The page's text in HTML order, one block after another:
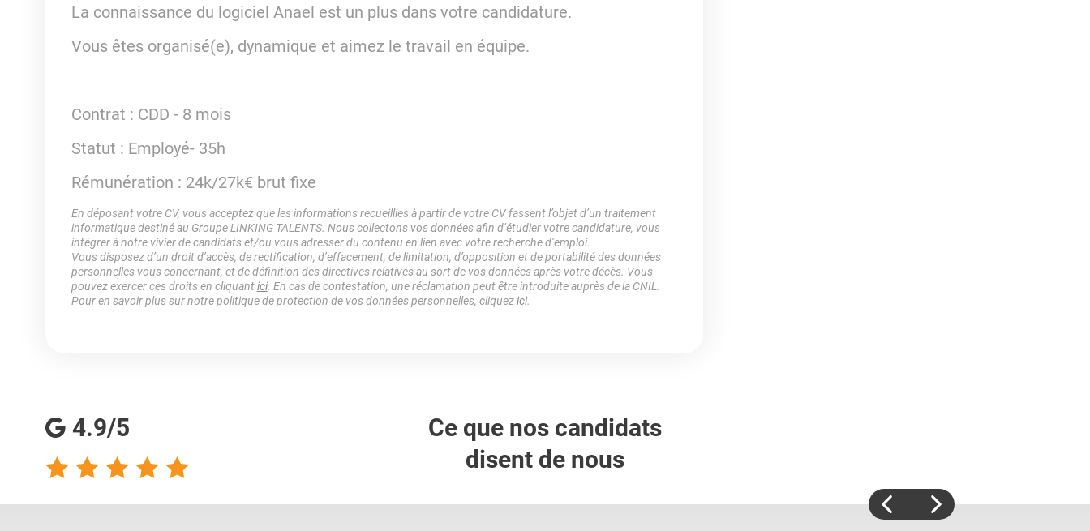
La connaissance du logiciel Anael est un plus dans votre candidature.
Vous êtes organisé(e), dynamique et aimez le travail en équipe.
Contrat : CDD - 8 mois
Statut : Employé- 35h
Rémunération : 24k/27k€ brut fixe
En déposant votre CV, vous acceptez que les informations recueillies à partir de votre CV fassent l’objet d’un traitement
informatique destiné au Groupe LINKING TALENTS. Nous collectons vos données afin d’étudier votre candidature, vous
intégrer à notre vivier de candidats et/ou vous adresser du contenu en lien avec votre recherche d’emploi.
Vous disposez d’un droit d’accès, de rectification, d’effacement, de limitation, d’opposition et de portabilité des données
personnelles vous concernant, et de définition des directives relatives au sort de vos données après votre décès. Vous
pouvez exercer ces droits en cliquantici. En cas de contestation, une réclamation peut être introduite auprès de la CNIL.
Pour en savoir plus sur notre politique de protection de vos données personnelles, cliquezici.
4.9/5
Ce que nos candidats
disent de nous